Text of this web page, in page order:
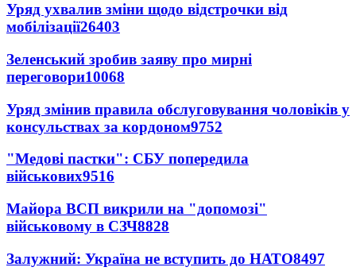
Уряд ухвалив зміни щодо відстрочки від
мобілізації26403
Зеленський зробив заяву про мирні
переговори10068
Уряд змінив правила обслуговування чоловіків у
консульствах за кордоном9752
"Медові пастки": СБУ попередила
військових9516
Майора ВСП викрили на "допомозі"
військовому в СЗЧ8828
Залужний: Україна не вступить до НАТО8497